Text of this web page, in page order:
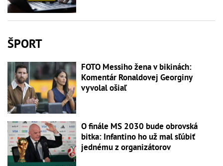
ŠPORT
FOTO Messiho žena v bikinách:
Komentár Ronaldovej Georginy
vyvolal ošiaľ
O finále MS 2030 bude obrovská
bitka: Infantino ho už mal sľúbiť
jednému z organizátorov